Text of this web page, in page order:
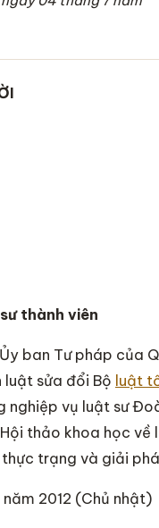
thành viên
ban Tư pháp của
luật sửa đổi Bộ luật
nghiệp vụ luật sư
thảo khoa học về
thực trạng và giải
2012 (Chủ nhật)